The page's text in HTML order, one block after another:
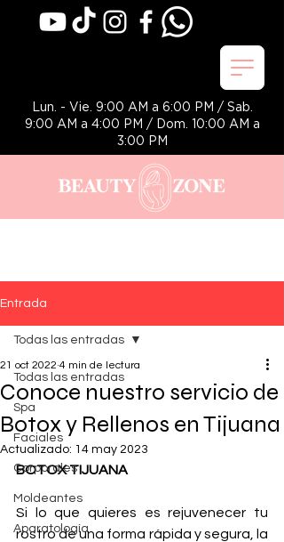
Lun. - Vie. 9:00 AM a 6:00 PM / Sab.
9:00 AM a 4:00 PM / Dom. 10:00 AM a
3:00 PM
Entrada
Todas las entradas
Spa
Faciales
Corporales
Moldeantes
Aparatología
Todas las entradas
Conoce nuestro servicio de
Botox y Rellenos en Tijuana
21 oct 2022 4 min de lectura
Actualizado: 14 may 2023
BOTOX TIJUANA
Si lo que quieres es rejuvenecer tu
rostro de una forma rápida y segura, la